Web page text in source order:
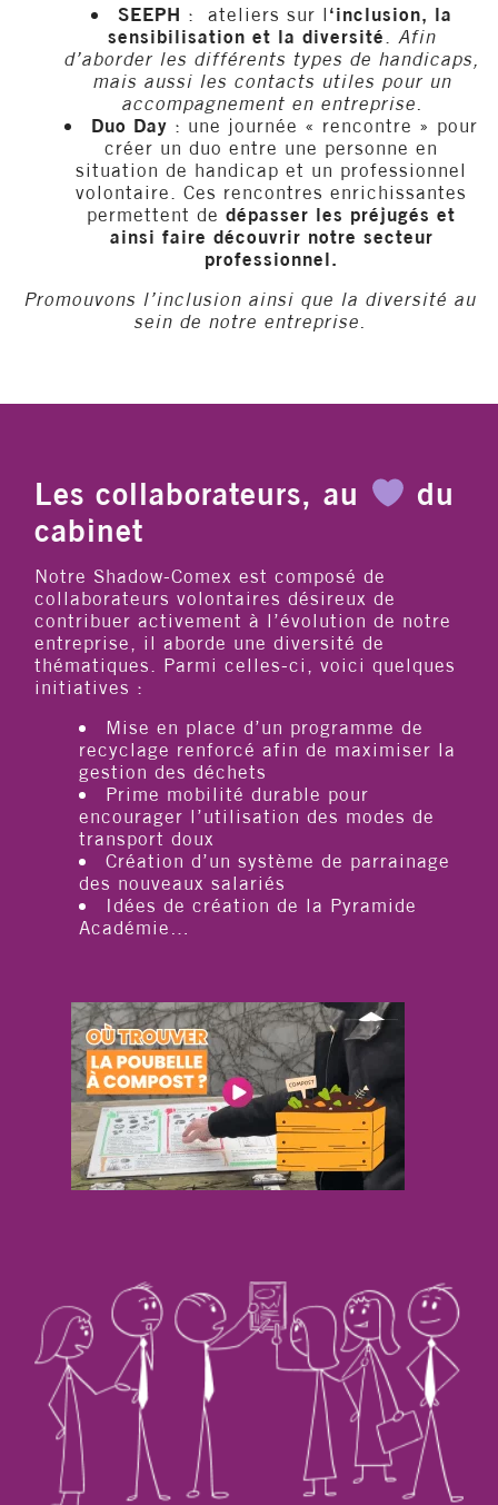
SEEPH : ateliers sur l‘inclusion, la
sensibilisation et la diversité
Afin
d’aborder les différents types de handicaps,
mais aussi les contacts utiles pour un
accompagnement en entreprise.
Duo Day : une journée « rencontre » pour
créer un duo entre une personne en
situation de handicap et un professionnel
volontaire. Ces rencontres enrichissantes
permettent de dépasser les préjugés et
ainsi faire découvrir notre secteur
professionnel.
Promouvons l’inclusion ainsi que la diversité au
sein de notre entreprise.
Les collaborateurs, au
du
cabinet
Notre Shadow-Comex est composé de
collaborateurs volontaires désireux de
contribuer activement à l’évolution de notre
entreprise, il aborde une diversité de
thématiques. Parmi celles-ci, voici quelques
initiatives :
Mise en place d’un programme de
recyclage renforcé afin de maximiser la
gestion des déchets
Prime mobilité durable pour
encourager l’utilisation des modes de
transport doux
Création d’un système de parrainage
des nouveaux salariés
Idées de création de la Pyramide
Académie…